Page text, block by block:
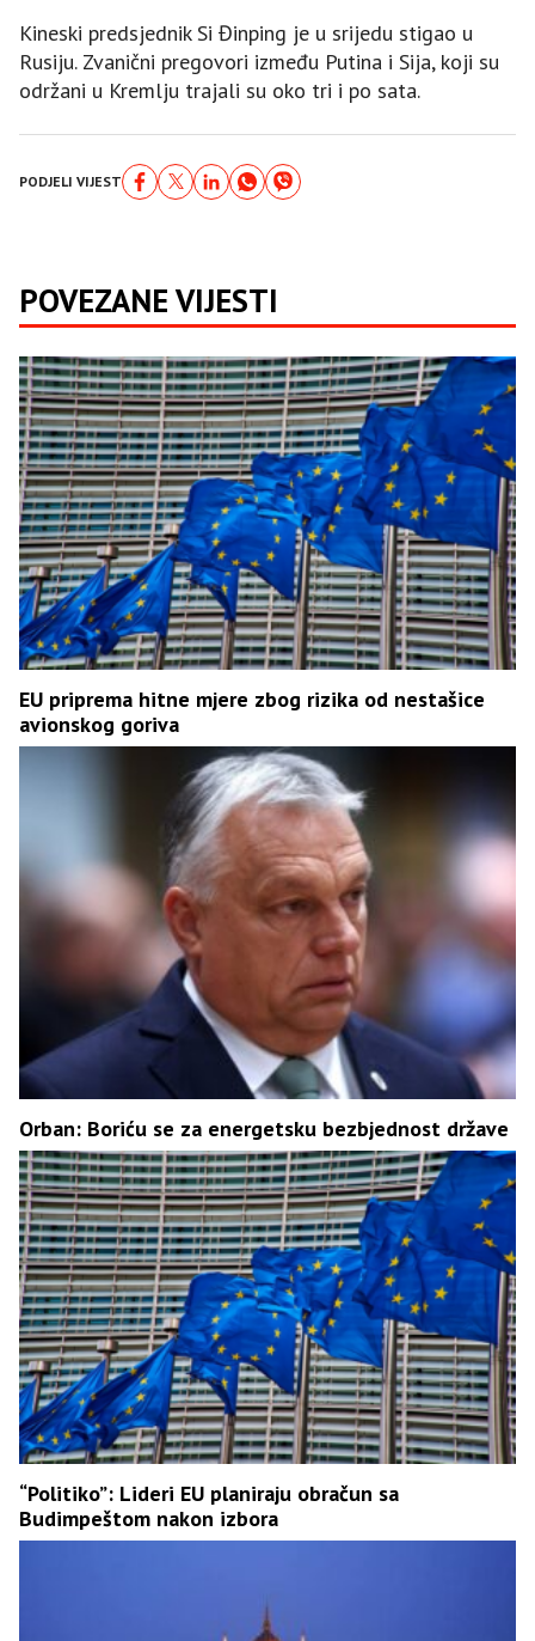
Kineski predsjednik Si Đinping je u srijedu stigao u
Rusiju. Zvanični pregovori između Putina i Sija, koji su
održani u Kremlju trajali su oko tri i po sata.
PODJELI VIJEST
POVEZANE VIJESTI
EU priprema hitne mjere zbog rizika od nestašice
avionskog goriva
Orban: Boriću se za energetsku bezbjednost države
“Politiko”: Lideri EU planiraju obračun sa
Budimpeštom nakon izbora